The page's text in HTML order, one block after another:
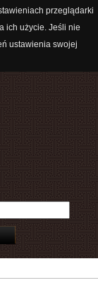
przeglądarki
ich użycie. Jeśli nie
ustawienia swojej